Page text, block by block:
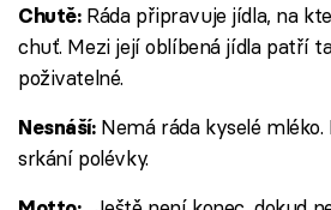
Chutě:Ráda připravuje jídla, na
chuť. Mezi její oblíbená jídla patří
poživatelné.
Nesnáší: Nemá ráda kyselé
srkání polévky.